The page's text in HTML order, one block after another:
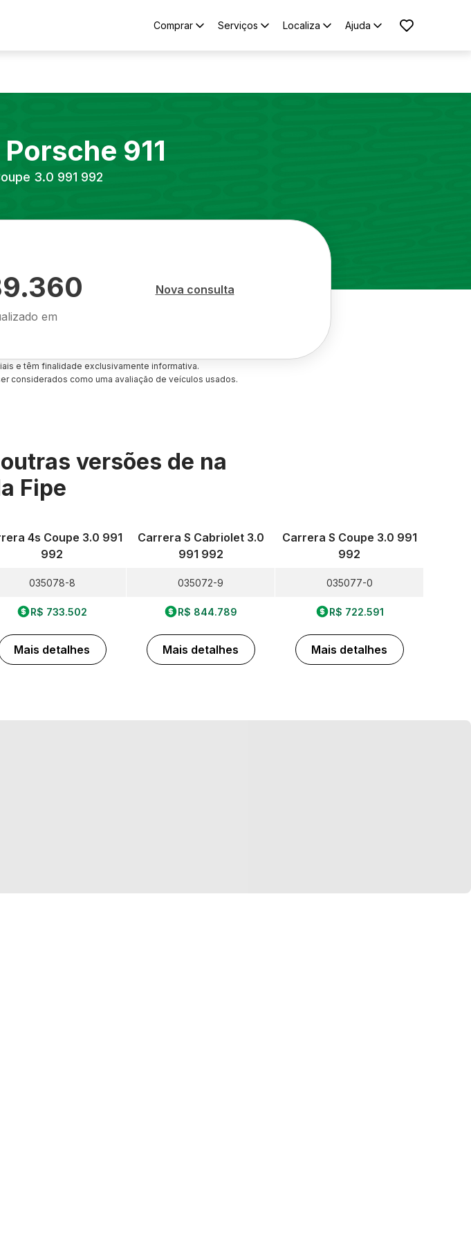
Comprar Serviços Localiza Ajuda
Porsche 911
3.0 991 992
em
Nova consulta
e têm finalidade exclusivamente informativa.
considerados como uma avaliação de veículos usados.
versões de na
Fipe
4s Coupe 3.0 991
992
035078-8
R$ 733.502
Mais detalhes
Carrera S Cabriolet 3.0
991 992
035072-9
R$ 844.789
Mais detalhes
Carrera S Coupe 3.0 991
992
035077-0
R$ 722.591
Mais detalhes